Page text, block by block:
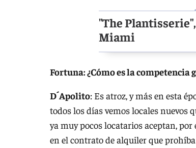
"The
Miami
Fortuna: ¿Cómo es la
D´Apolito: Es atroz, y más en esta
todos los días vemos locales nuevos
ya muy pocos locatarios aceptan,
en el contrato de alquiler que